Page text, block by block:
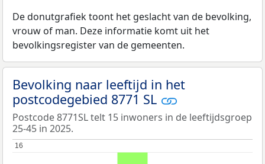
De donutgrafiek toont het geslacht van de bevolking,
vrouw of man. Deze informatie komt uit het
bevolkingsregister van de gemeenten.
Bevolking naar leeftijd in het
postcodegebied 8771 SL
Postcode 8771SL telt 15 inwoners in de leeftijdsgroep
25-45 in 2025.
16
16